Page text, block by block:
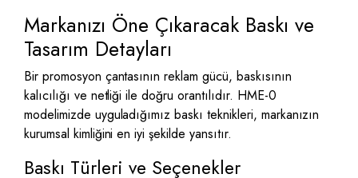
Markanızı Öne Çıkaracak Baskı ve
Tasarım Detayları
Bir promosyon çantasının reklam gücü, baskısının
kalıcılığı ve netliği ile doğru orantılıdır. HME-0
modelimizde uyguladığımız baskı teknikleri, markanızın
kurumsal kimliğini en iyi şekilde yansıtır.
Baskı Türleri ve Seçenekler